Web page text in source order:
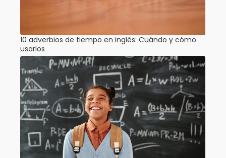
10 adverbios de tiempo en inglés: Cuándo y cómo
usarlos